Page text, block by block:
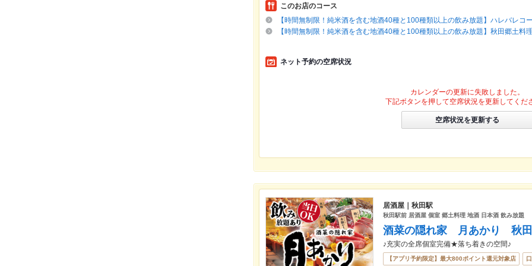
このお店のコース
【時間無制限！純米酒を含む地酒40種と100種類以上の飲み放題】ハレバレコ
【時間無制限！純米酒を含む地酒40種と100種類以上の飲み放題】秋田郷土料
ネット予約の空席状況
カレンダーの更新に失敗しました。
下記ボタンを押して空席状況を更新してくだ
空席状況を更新する
居酒屋｜秋田駅
秋田駅前 居酒屋 個室 郷土料理 地酒 日本酒 飲み放題
酒菜の隠れ家 月あかり 秋
♪充実の全席個室完備★落ち着きの空間♪
【アプリ予約限定】最大800ポイント還元対象店